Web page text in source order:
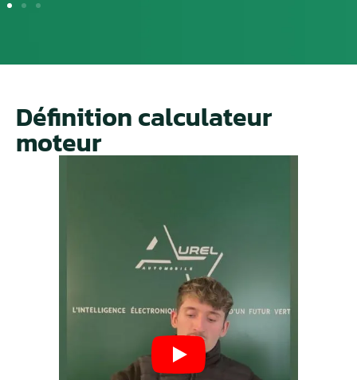
Définition calculateur
moteur